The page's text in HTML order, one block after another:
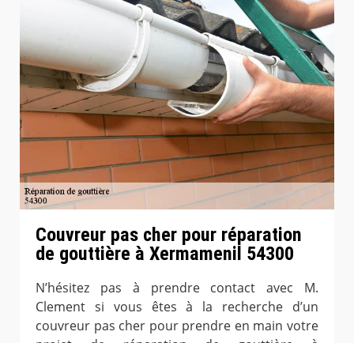
Couvreur pas cher pour réparation
de gouttière à Xermamenil 54300
N’hésitez pas à prendre contact avec M.
Clement si vous êtes à la recherche d’un
couvreur pas cher pour prendre en main votre